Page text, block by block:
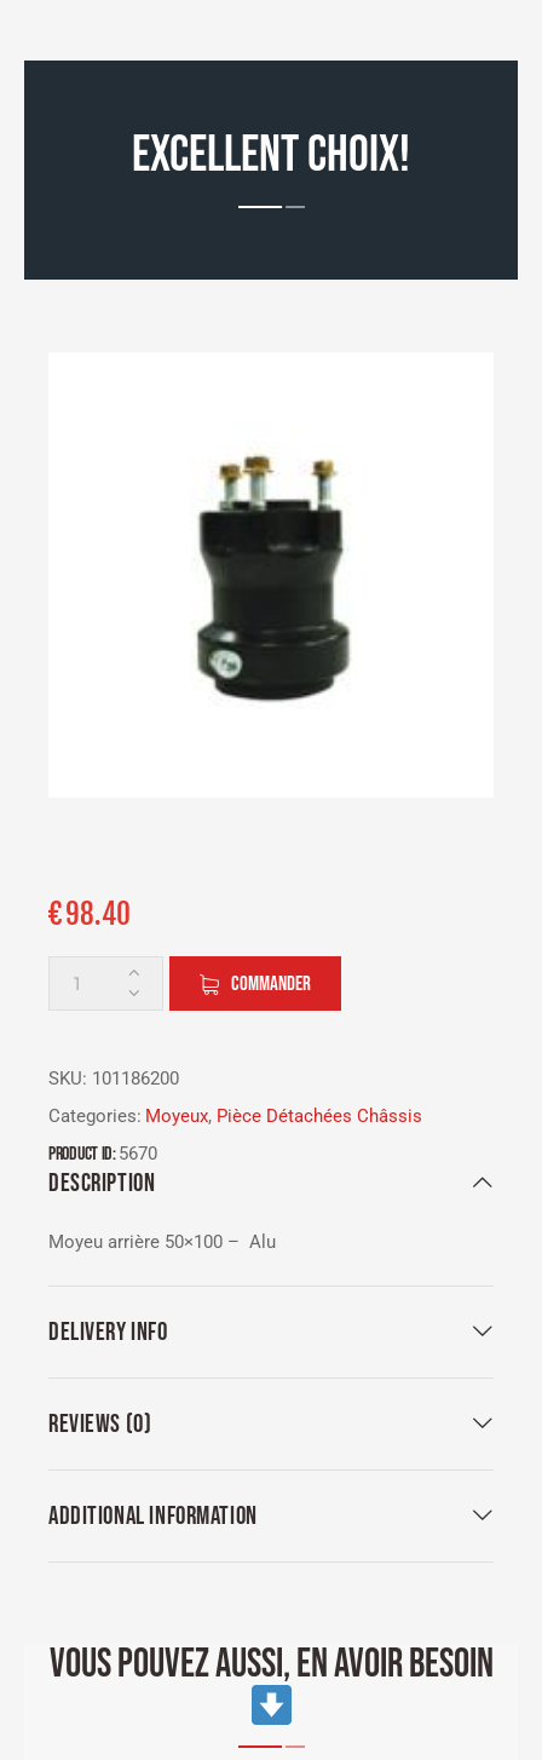
EXCELLENT CHOIX!
€98.40
COMMANDER
SKU: 101186200
Categories: Moyeux, Pièce Détachées Châssis
Product ID:5670
DESCRIPTION
Moyeu arrière 50×100 – Alu
DELIVERY INFO
REVIEWS (0)
ADDITIONAL INFORMATION
VOUS POUVEZ AUSSI, EN AVOIR BESOIN